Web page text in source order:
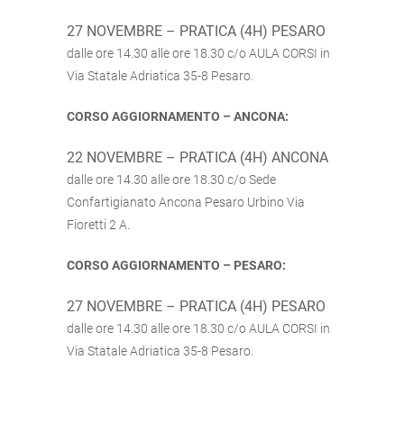
27 NOVEMBRE – PRATICA (4H) PESARO
dalle ore 14.30 alle ore 18.30 c/o AULA CORSI in
Via Statale Adriatica 35-8 Pesaro.
CORSO AGGIORNAMENTO – ANCONA:
22 NOVEMBRE – PRATICA (4H) ANCONA
dalle ore 14.30 alle ore 18.30 c/o Sede
Confartigianato Ancona Pesaro Urbino Via
Fioretti 2 A.
CORSO AGGIORNAMENTO – PESARO:
27 NOVEMBRE – PRATICA (4H) PESARO
dalle ore 14.30 alle ore 18.30 c/o AULA CORSI in
Via Statale Adriatica 35-8 Pesaro.